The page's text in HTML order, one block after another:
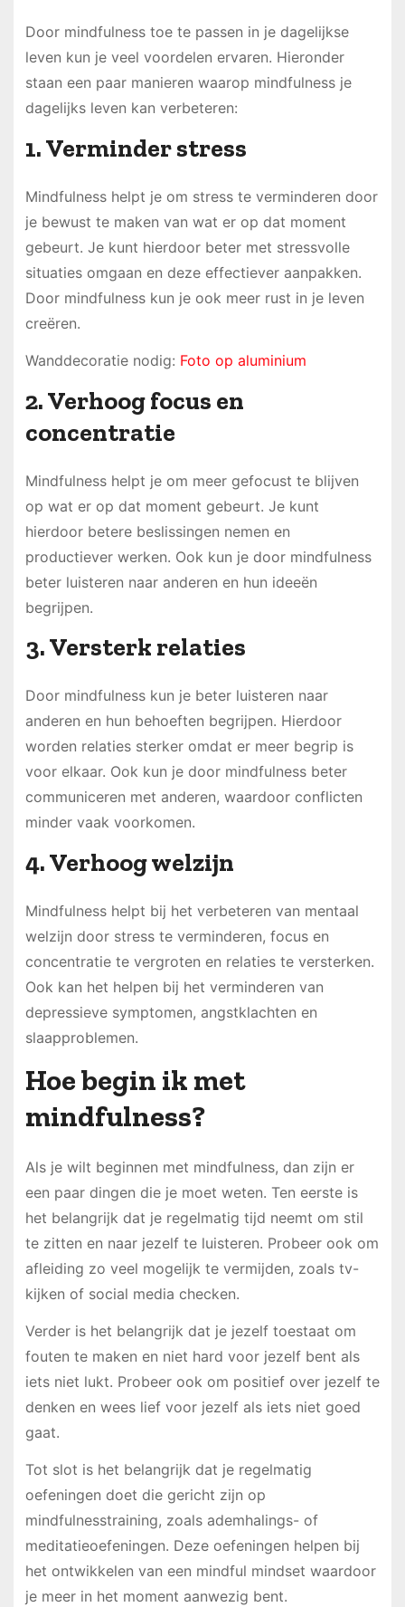
Door mindfulness toe te passen in je dagelijkse
leven kun je veel voordelen ervaren. Hieronder
staan een paar manieren waarop mindfulness je
dagelijks leven kan verbeteren:
1. Verminder stress
Mindfulness helpt je om stress te verminderen door
je bewust te maken van wat er op dat moment
gebeurt. Je kunt hierdoor beter met stressvolle
situaties omgaan en deze effectiever aanpakken.
Door mindfulness kun je ook meer rust in je leven
creëren.
Wanddecoratie nodig: Foto op aluminium
2. Verhoog focus en
concentratie
Mindfulness helpt je om meer gefocust te blijven
op wat er op dat moment gebeurt. Je kunt
hierdoor betere beslissingen nemen en
productiever werken. Ook kun je door mindfulness
beter luisteren naar anderen en hun ideeën
begrijpen.
3. Versterk relaties
Door mindfulness kun je beter luisteren naar
anderen en hun behoeften begrijpen. Hierdoor
worden relaties sterker omdat er meer begrip is
voor elkaar. Ook kun je door mindfulness beter
communiceren met anderen, waardoor conflicten
minder vaak voorkomen.
4. Verhoog welzijn
Mindfulness helpt bij het verbeteren van mentaal
welzijn door stress te verminderen, focus en
concentratie te vergroten en relaties te versterken.
Ook kan het helpen bij het verminderen van
depressieve symptomen, angstklachten en
slaapproblemen.
Hoe begin ik met
mindfulness?
Als je wilt beginnen met mindfulness, dan zijn er
een paar dingen die je moet weten. Ten eerste is
het belangrijk dat je regelmatig tijd neemt om stil
te zitten en naar jezelf te luisteren. Probeer ook om
afleiding zo veel mogelijk te vermijden, zoals tv-
kijken of social media checken.
Verder is het belangrijk dat je jezelf toestaat om
fouten te maken en niet hard voor jezelf bent als
iets niet lukt. Probeer ook om positief over jezelf te
denken en wees lief voor jezelf als iets niet goed
gaat.
Tot slot is het belangrijk dat je regelmatig
oefeningen doet die gericht zijn op
mindfulnesstraining, zoals ademhalings- of
meditatieoefeningen. Deze oefeningen helpen bij
het ontwikkelen van een mindful mindset waardoor
je meer in het moment aanwezig bent.